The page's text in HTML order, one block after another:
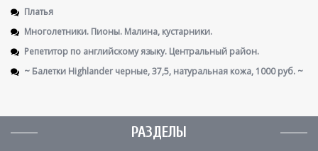
Платья
Многолетники. Пионы. Малина, кустарники.
Репетитор по английскому языку. Центральный район.
~ Балетки Highlander черные, 37,5, натуральная кожа, 1000 руб. ~
РАЗДЕЛЫ